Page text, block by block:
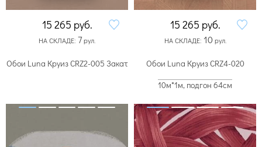
15 265 руб.
НА СКЛАДЕ: 7рул.
15 265 руб.
НА СКЛАДЕ: 10рул.
Обои Luna Круиз CRZ2-005 Закат
Обои Luna Круиз CRZ4-020
10м*1м, подгон 64см